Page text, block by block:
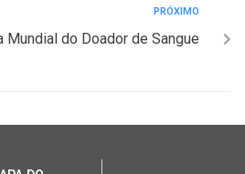
PRÓXIMO
Mundial do Doador de Sangue